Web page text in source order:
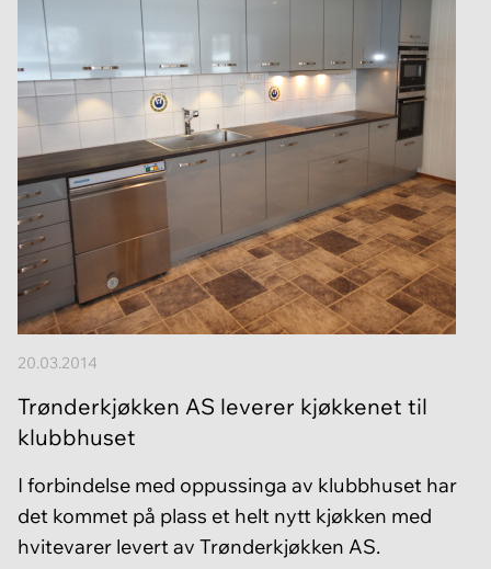
20.03.2014
Trønderkjøkken AS leverer kjøkkenet til
klubbhuset
I forbindelse med oppussinga av klubbhuset har
det kommet på plass et helt nytt kjøkken med
hvitevarer levert av Trønderkjøkken AS.